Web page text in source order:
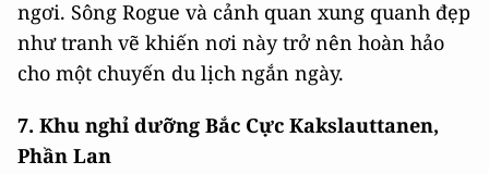
ngơi. Sông Rogue và cảnh quan xung quanh đẹp
như tranh vẽ khiến nơi này trở nên hoàn hảo
cho một chuyến du lịch ngắn ngày.
7. Khu nghỉ dưỡng Bắc Cực Kakslauttanen,
Phần Lan